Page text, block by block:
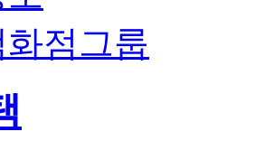
점그룹
기